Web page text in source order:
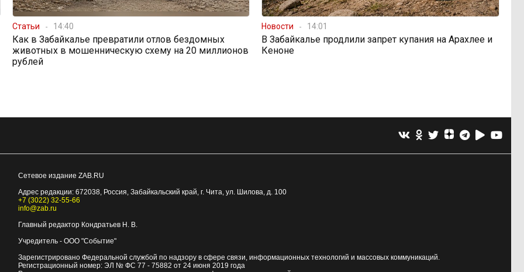
Статьи 14:40
Как в Забайкалье превратили отлов бездомных
животных в мошенническую схему на 20 миллионов
рублей
Новости 14:01
В Забайкалье продлили запрет купания на Арахлее и
Кеноне
Сетевое издание ZAB.RU
Адрес редакции: 672038, Россия, Забайкальский край, г. Чита, ул. Шилова, д. 100
+7 (3022) 32-55-66
info@zab.ru
Главный редактор Кондратьев Н. В.
Учредитель - ООО "Событие"
Зарегистрировано Федеральной службой по надзору в сфере связи, информационных технологий и массовых коммуникаций.
Регистрационный номер: ЭЛ № ФС 77 - 75882 от 24 июня 2019 года